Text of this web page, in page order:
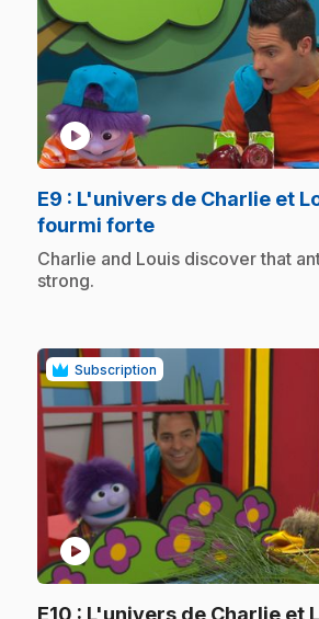
play_circle
E9 : L'univers de Charlie et
fourmi forte.
.Charlie and Louis discover that
strong.
Subscription
play_circle
E10 : L'univers de Charlie et